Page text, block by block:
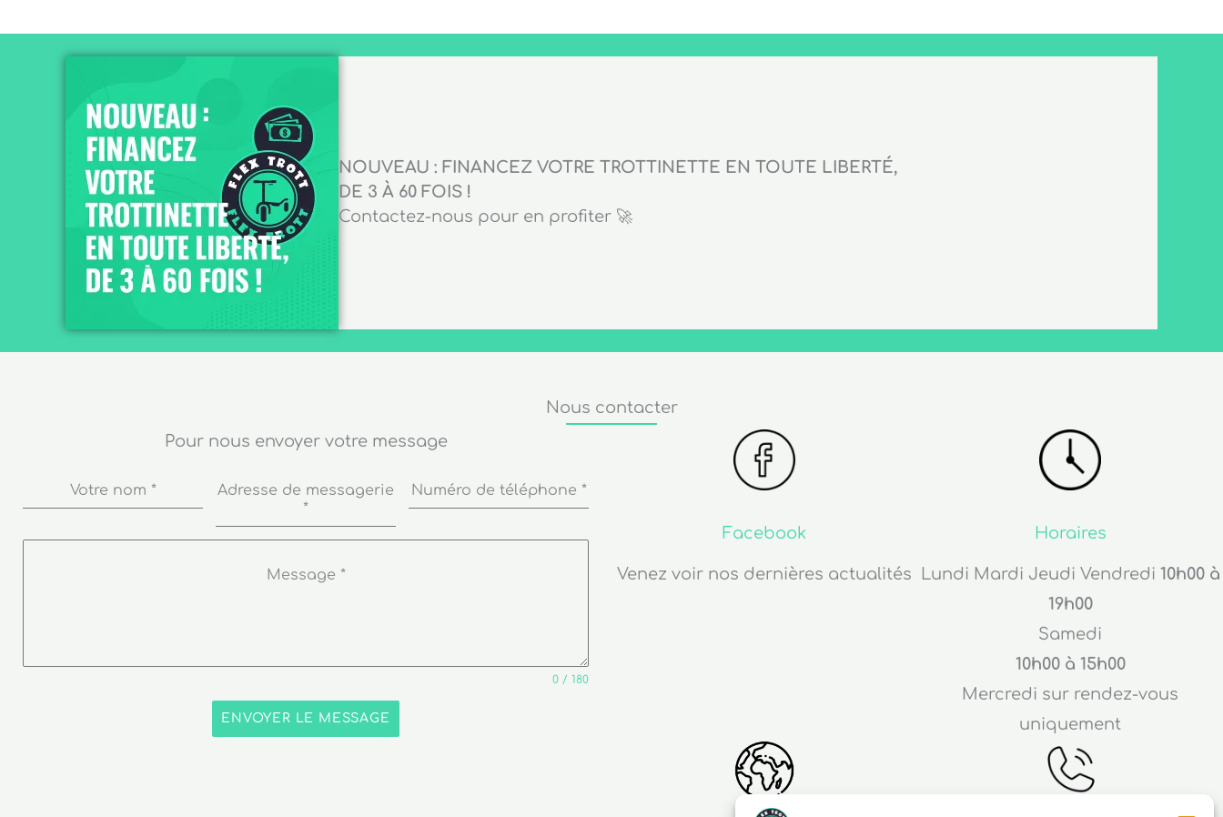
NOUVEAU : FINANCEZ VOTRE TROTTINETTE EN TOUTE LIBERTÉ,
DE 3 À 60 FOIS !
Contactez-nous pour en profiter 🚀
Nous contacter
Pour nous envoyer votre message
Votre nom *
Adresse de messagerie
*
Numéro de téléphone *
Message *
0 / 180
ENVOYER LE MESSAGE
Facebook
Venez voir nos dernières actualités
Horaires
Lundi Mardi Jeudi Vendredi 10h00 à
19h00
Samedi
10h00 à 15h00
Mercredi sur rendez-vous
uniquement